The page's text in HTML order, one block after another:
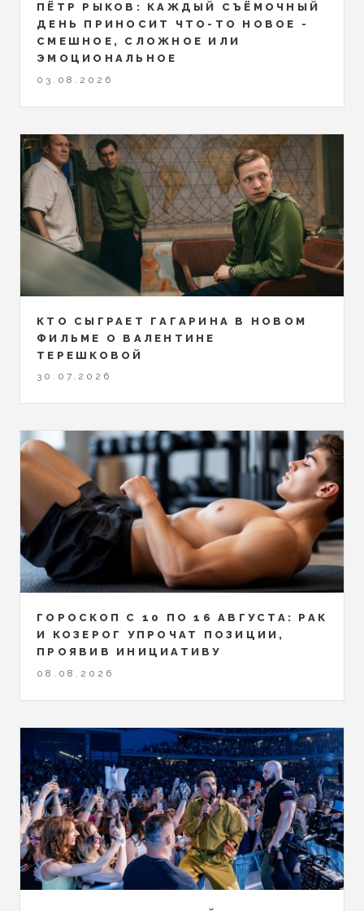
ПЁТР РЫКОВ: КАЖДЫЙ СЪЁМОЧНЫЙ
ДЕНЬ ПРИНОСИТ ЧТО-ТО НОВОЕ -
СМЕШНОЕ, СЛОЖНОЕ ИЛИ
ЭМОЦИОНАЛЬНОЕ
03.08.2026
КТО СЫГРАЕТ ГАГАРИНА В НОВОМ
ФИЛЬМЕ О ВАЛЕНТИНЕ
ТЕРЕШКОВОЙ
30.07.2026
ГОРОСКОП С 10 ПО 16 АВГУСТА: РАК
И КОЗЕРОГ УПРОЧАТ ПОЗИЦИИ,
ПРОЯВИВ ИНИЦИАТИВУ
08.08.2026